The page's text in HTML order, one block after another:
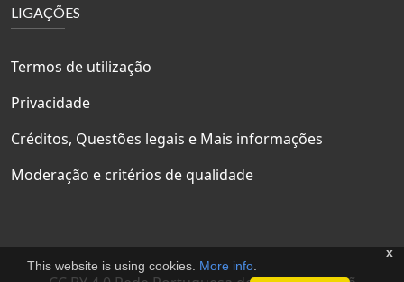
x
This website is using cookies. More info
LIGAÇÕES
Termos de utilização
Privacidade
Créditos, Questões legais e Mais informações
Moderação e critérios de qualidade